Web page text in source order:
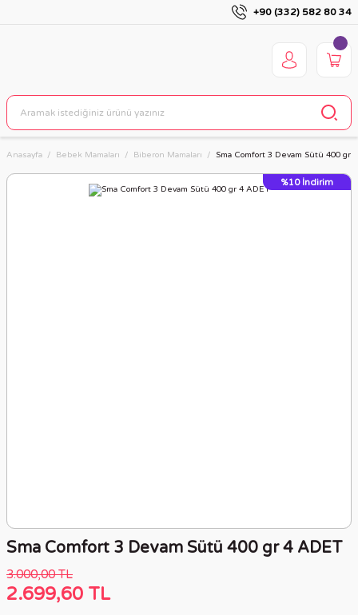
+90 (332) 582 80 34
Anasayfa Bebek Mamaları Biberon Mamaları Sma Comfort 3 Devam Sütü 400 gr
%10 İndirim
Sma Comfort 3 Devam Sütü 400 gr 4 ADET
3.000,00 TL
2.699,60 TL